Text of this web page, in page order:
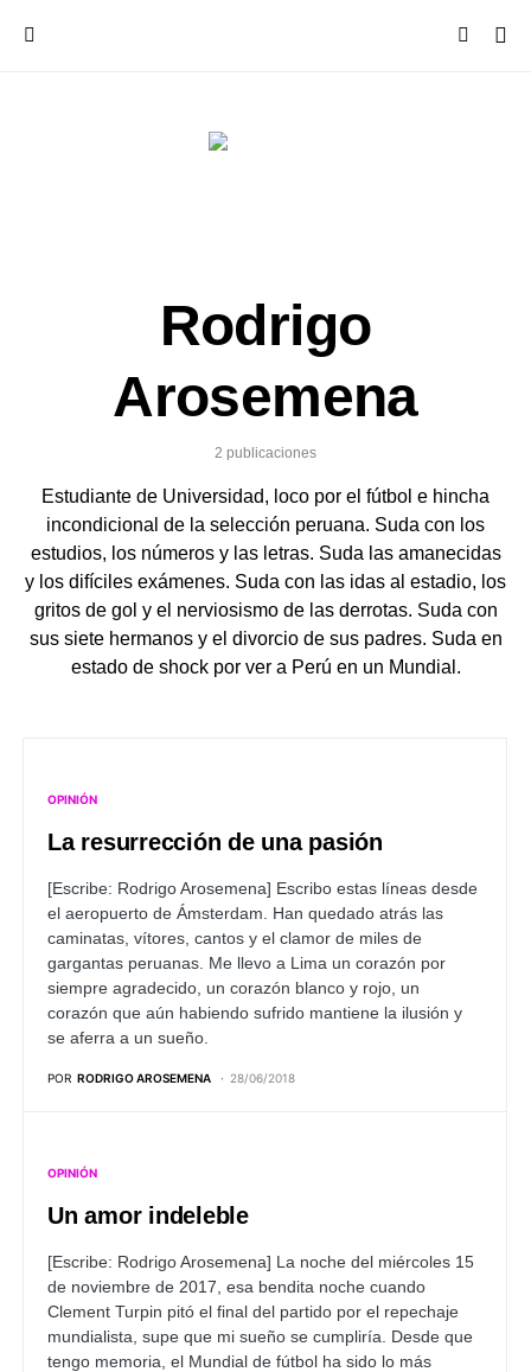
Rodrigo
Arosemena
2 publicaciones
Estudiante de Universidad, loco por el fútbol e hincha
incondicional de la selección peruana. Suda con los
estudios, los números y las letras. Suda las amanecidas
y los difíciles exámenes. Suda con las idas al estadio, los
gritos de gol y el nerviosismo de las derrotas. Suda con
sus siete hermanos y el divorcio de sus padres. Suda en
estado de shock por ver a Perú en un Mundial.
OPINIÓN
La resurrección de una pasión
[Escribe: Rodrigo Arosemena] Escribo estas líneas desde
el aeropuerto de Ámsterdam. Han quedado atrás las
caminatas, vítores, cantos y el clamor de miles de
gargantas peruanas. Me llevo a Lima un corazón por
siempre agradecido, un corazón blanco y rojo, un
corazón que aún habiendo sufrido mantiene la ilusión y
se aferra a un sueño.
POR RODRIGO AROSEMENA 28/06/2018
OPINIÓN
Un amor indeleble
[Escribe: Rodrigo Arosemena] La noche del miércoles 15
de noviembre de 2017, esa bendita noche cuando
Clement Turpin pitó el final del partido por el repechaje
mundialista, supe que mi sueño se cumpliría. Desde que
tengo memoria, el Mundial de fútbol ha sido lo más